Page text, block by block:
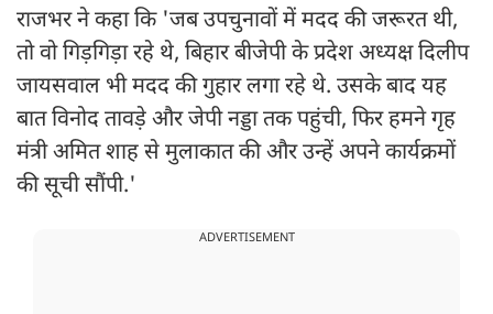
राजभर ने कहा कि 'जब उपचुनावों में मदद की जरूरत थी,
तो वो गिड़गिड़ा रहे थे, बिहार बीजेपी के प्रदेश अध्यक्ष दिलीप
जायसवाल भी मदद की गुहार लगा रहे थे. उसके बाद यह
बात विनोद तावड़े और जेपी नड्डा तक पहुंची, फिर हमने गृह
मंत्री अमित शाह से मुलाकात की और उन्हें अपने कार्यक्रमों
की सूची सौंपी.'
ADVERTISEMENT